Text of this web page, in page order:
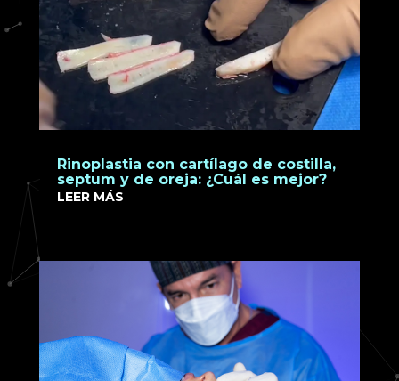
Rinoplastia con cartílago de costilla,
septum y de oreja: ¿Cuál es mejor?
LEER MÁS